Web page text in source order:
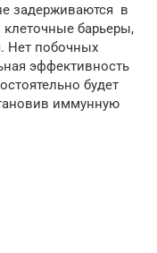
задерживаются в
барьеры,
Нет побочных
эффективность
будет
иммунную